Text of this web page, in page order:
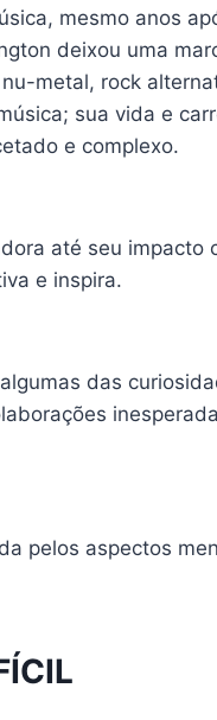
mesmo anos
deixou uma
metal, rock
sua vida e
e complexo.
até seu impacto
e inspira.
das
pelos aspectos